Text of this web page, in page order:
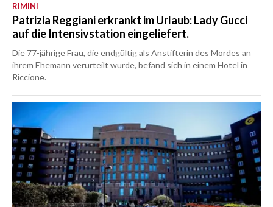
RIMINI
Patrizia Reggiani erkrankt im Urlaub: Lady Gucci
auf die Intensivstation eingeliefert.
Die 77-jährige Frau, die endgültig als Anstifterin des Mordes an
ihrem Ehemann verurteilt wurde, befand sich in einem Hotel in
Riccione.